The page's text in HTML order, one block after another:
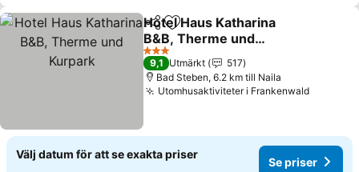
Dela Lägg till i Mina Favoriter
Hotel Haus Katharina
B&B, Therme und
Kurpark
3 Stjärnor
9,1 Utmärkt
517
Bad Steben, 6.2 km till Naila
Utomhusaktiviteter i Frankenwald
Välj datum för att se exakta priser
Se priser